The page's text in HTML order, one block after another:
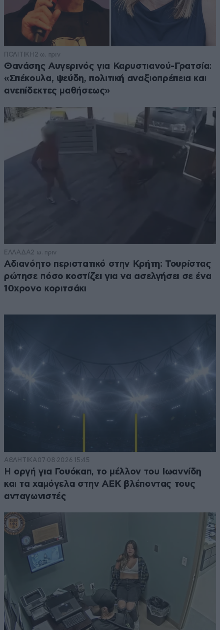
ΠΟΛΙΤΙΚΗ 2 ω. πριν
Θανάσης Αυγερινός για Καρυστιανού-Γρατσία:
«Σπέκουλα, ψεύδη, πολιτική αναξιοπρέπεια και
ανεπίδεκτες μαθήσεως»
ΕΛΛΑΔΑ2 ω. πριν
Αδιανόητο περιστατικό στην Κρήτη: Τουρίστας
ρώτησε πόσο κοστίζει για να ασελγήσει σε ένα
10χρονο κοριτσάκι
ΑΘΛΗΤΙΚΑ07·08·2026 15:45
Η οργή για Γουόκαπ, το μέλλον του Ιωαννίδη
και τα χαμόγελα στην ΑΕΚ βλέποντας τους
ανταγωνιστές